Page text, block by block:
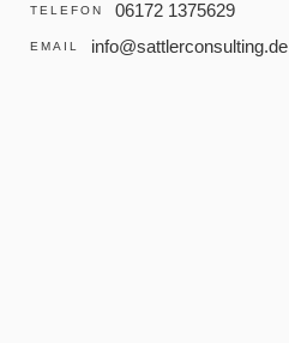
TELEFON 06172 1375629
EMAIL info@sattlerconsulting.de